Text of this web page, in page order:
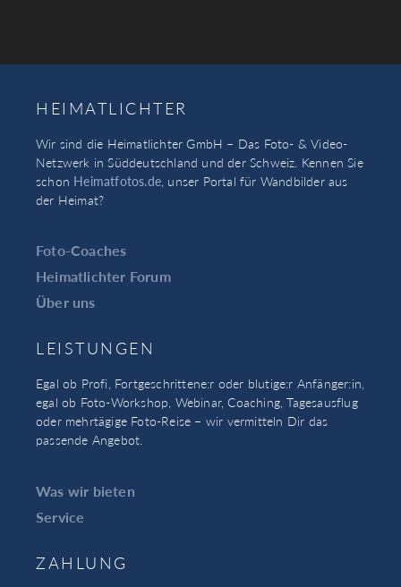
HEIMATLICHTER
Wir sind die Heimatlichter GmbH – Das Foto- & Video-
Netzwerk in Süddeutschland und der Schweiz. Kennen Sie
schon Heimatfotos.de, unser Portal für Wandbilder aus
der Heimat?
Foto-Coaches
Heimatlichter Forum
Über uns
LEISTUNGEN
Egal ob Profi, Fortgeschrittene:r oder blutige:r Anfänger:in,
egal ob Foto-Workshop, Webinar, Coaching, Tagesausflug
oder mehrtägige Foto-Reise – wir vermitteln Dir das
passende Angebot.
Was wir bieten
Service
ZAHLUNG